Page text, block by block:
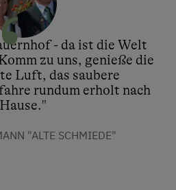
- da ist die Welt
zu uns, genieße die
Luft, das saubere
rundum erholt nach
Hause."
"ALTE SCHMIEDE"